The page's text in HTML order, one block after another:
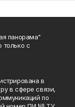
панорама"
только с
в
в сфере связи,
по